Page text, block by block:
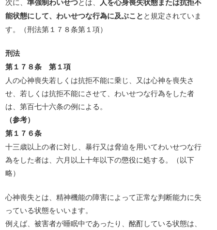
能状態にして、わいせつな行為に及ぶことと規定されていま
す。（刑法第１７８条第１項）
刑法
第１７８条 第１項
人の心神喪失若しくは抗拒不能に乗じ、又は心神を喪失さ
せ、若しくは抗拒不能にさせて、わいせつな行為をした者
は、第百七十六条の例による。
（参考）
第１７６条
十三歳以上の者に対し、暴行又は脅迫を用いてわいせつな行
為をした者は、六月以上十年以下の懲役に処する。（以下
略）
心神喪失とは、精神機能の障害によって正常な判断能力に失
っている状態をいいます。
例えば、被害者が睡眠中であったり、酩酊している状態は、